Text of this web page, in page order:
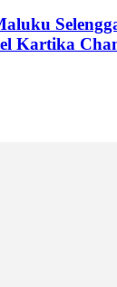
Kartika